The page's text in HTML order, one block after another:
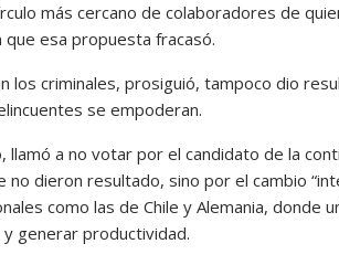
más cercano de colaboradores de
que esa propuesta fracasó.
los criminales, prosiguió, tampoco dio
se empoderan.
llamó a no votar por el candidato de la
no dieron resultado, sino por el cambio
como las de Chile y Alemania,
generar productividad.